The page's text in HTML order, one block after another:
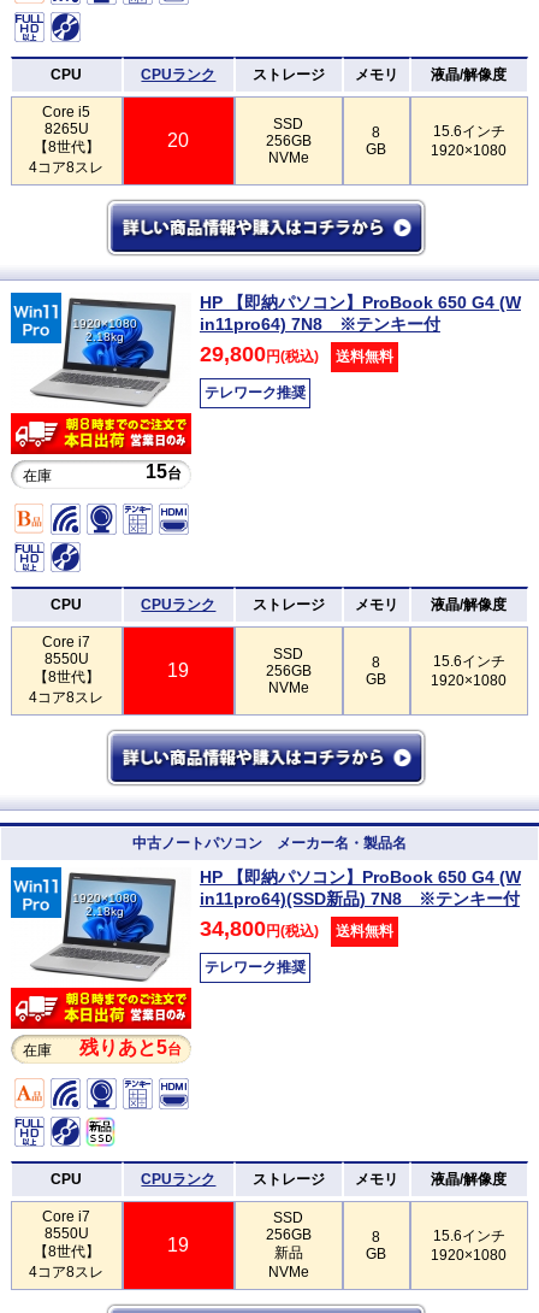
CPU CPUランク ストレージ メモリ 液晶/解像度
Core i5
8265U
【8世代】
4コア8スレ
20
SSD
256GB
NVMe
8
GB
15.6インチ
1920×1080
1920×1080
2.18kg
在庫 15台
HP 【即納パソコン】ProBook 650 G4 (W
in11pro64) 7N8 ※テンキー付
29,800円(税込) 送料無料
テレワーク推奨
CPU CPUランク ストレージ メモリ 液晶/解像度
Core i7
8550U
【8世代】
4コア8スレ
19
SSD
256GB
NVMe
8
GB
15.6インチ
1920×1080
中古ノートパソコン メーカー名・製品名
1920×1080
2.18kg
在庫 残りあと5台
HP 【即納パソコン】ProBook 650 G4 (W
in11pro64)(SSD新品) 7N8 ※テンキー付
34,800円(税込) 送料無料
テレワーク推奨
CPU CPUランク ストレージ メモリ 液晶/解像度
Core i7
8550U
【8世代】
4コア8スレ
19
SSD
256GB
新品
NVMe
8
GB
15.6インチ
1920×1080